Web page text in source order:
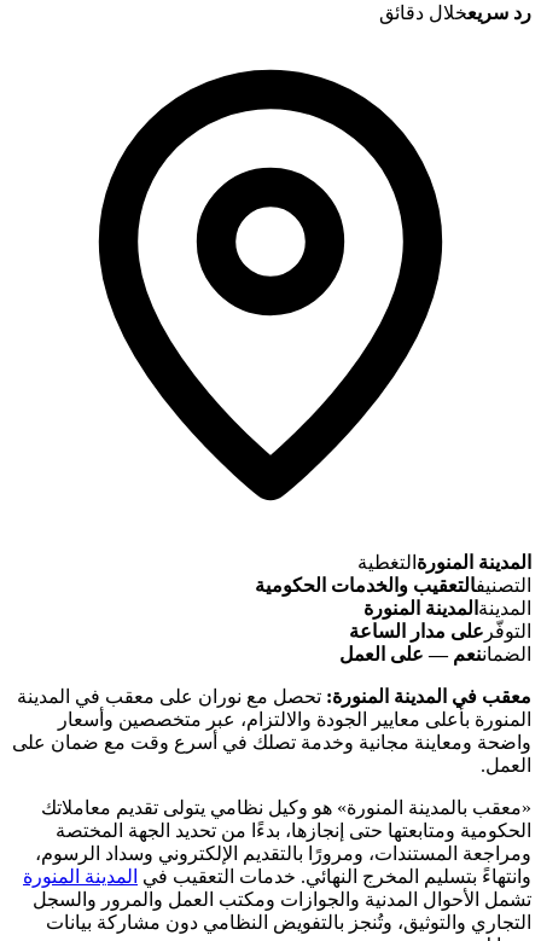
رد سريعخلال دقائق
المدينة المنورة التغطية
التصنيفالتعقيب والخدمات الحكومية
المدينة المدينة المنورة
التوفّر على مدار الساعة
الضماننعم — على العمل
معقب في المدينة المنورة: تحصل مع نوران على معقب في المدينة
المنورة بأعلى معايير الجودة والالتزام، عبر متخصصين وأسعار
واضحة ومعاينة مجانية وخدمة تصلك في أسرع وقت مع ضمان على
العمل.
«معقب بالمدينة المنورة» هو وكيل نظامي يتولى تقديم معاملاتك
الحكومية ومتابعتها حتى إنجازها، بدءًا من تحديد الجهة المختصة
ومراجعة المستندات، ومرورًا بالتقديم الإلكتروني وسداد الرسوم،
وانتهاءً بتسليم المخرج النهائي. خدمات التعقيب في المدينة المنورة
تشمل الأحوال المدنية والجوازات ومكتب العمل والمرور والسجل
التجاري والتوثيق، وتُنجز بالتفويض النظامي دون مشاركة بيانات